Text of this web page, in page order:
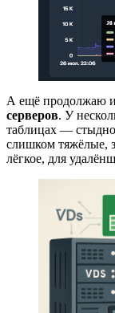
А ещё продолжаю
серверов. У
таблицах —
слишком тяжёлые,
лёгкое, для